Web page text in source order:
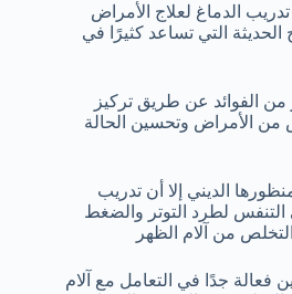
تدريب الدماغ لعلاج الأمراض
الحديثة التي تساعد كثيرًا في
من الفوائد عن طريق تركيز
من الأمراض وتحسين الحالة
الديني إلا أن تدريب
لطرد التوتر والضغط
من آلام الظهر
فعالة جدًا في التعامل مع آلام